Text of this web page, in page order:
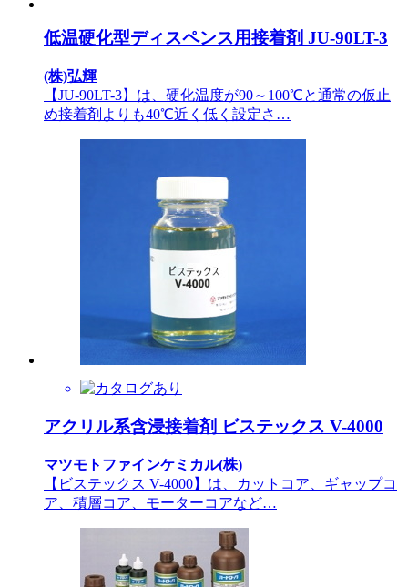
低温硬化型ディスペンス用接着剤 JU-90LT-3
(株)弘輝
【JU-90LT-3】は、硬化温度が90～100℃と通常の仮止
め接着剤よりも40℃近く低く設定さ…
アクリル系含浸接着剤 ビステックス V-4000
マツモトファインケミカル(株)
【ビステックス V-4000】は、カットコア、ギャップコ
ア、積層コア、モーターコアなど…